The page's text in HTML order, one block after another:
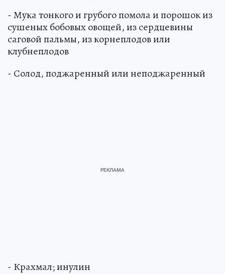
- Мука тонкого и грубого помола и порошок из
сушеных бобовых овощей, из сердцевины
саговой пальмы, из корнеплодов или
клубнеплодов
- Солод, поджаренный или неподжаренный
- Крахмал; инулин